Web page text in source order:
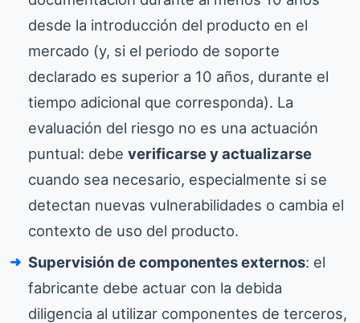
desde la introducción del producto en el
mercado (y, si el periodo de soporte
declarado es superior a 10 años, durante el
tiempo adicional que corresponda). La
evaluación del riesgo no es una actuación
puntual: debeverificarse y actualizarse
cuando sea necesario, especialmente si se
detectan nuevas vulnerabilidades o cambia el
contexto de uso del producto.
Supervisión de componentes externos: el
fabricante debe actuar con la debida
diligencia al utilizar componentes de terceros,